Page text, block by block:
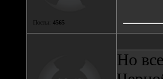
Посты: 4565
Но